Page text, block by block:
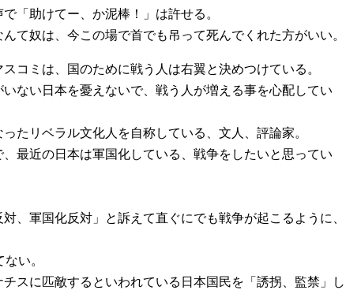
「助けてー、か泥棒！」は許せる。
て奴は、今この場で首でも吊って死んでくれた方がいい。
コミは、国のために戦う人は右翼と決めつけている。
ない日本を憂えないで、戦う人が増える事を心配してい
たリベラル文化人を自称している、文人、評論家。
最近の日本は軍国化している、戦争をしたいと思ってい
、軍国化反対」と訴えて直ぐにでも戦争が起こるように、
い。
スに匹敵するといわれている日本国民を「誘拐、監禁」し